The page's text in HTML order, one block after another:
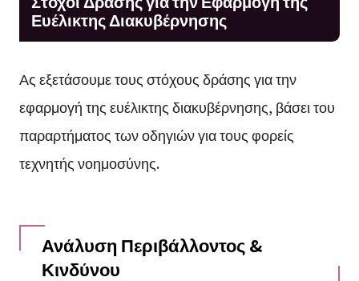
Ευέλικτης Διακυβέρνησης
Ας εξετάσουμε τους στόχους δράσης για την
εφαρμογή της ευέλικτης διακυβέρνησης, βάσει του
παραρτήματος των οδηγιών για τους φορείς
τεχνητής νοημοσύνης.
Ανάλυση Περιβάλλοντος &
Κινδύνου